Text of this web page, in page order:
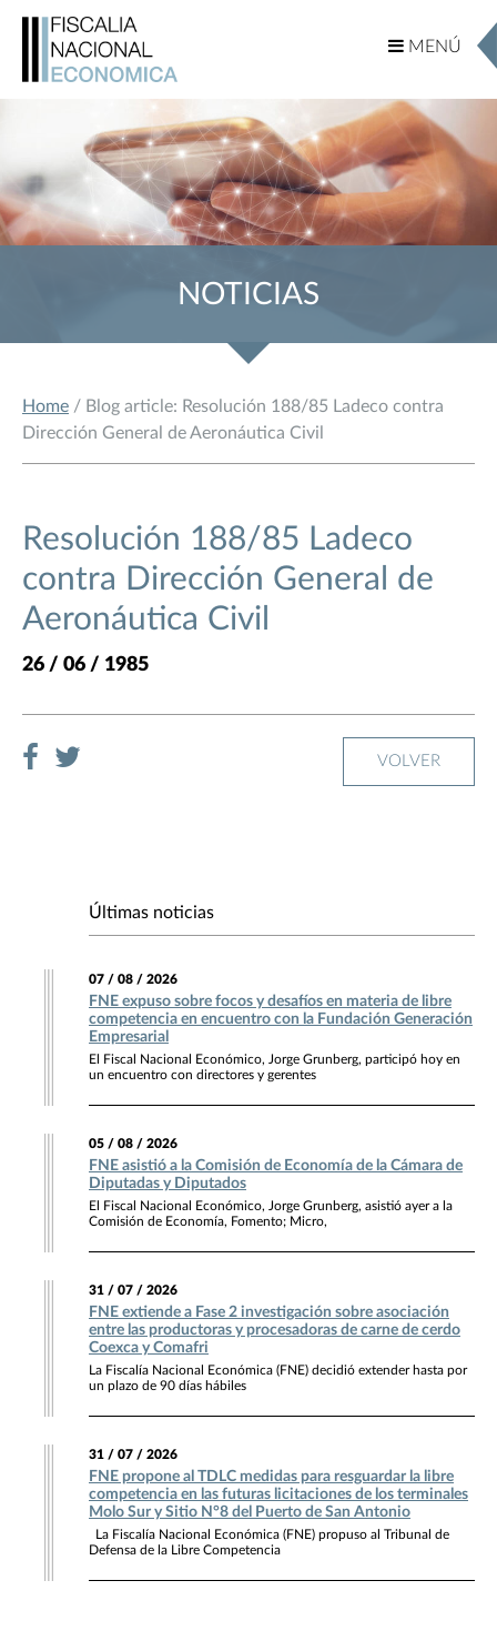
MENÚ
MENÚ
NOTICIAS
Home / Blog article: Resolución 188/85 Ladeco contra
Dirección General de Aeronáutica Civil
Resolución 188/85 Ladeco
contra Dirección General de
Aeronáutica Civil
26 / 06 / 1985
VOLVER
Últimas noticias
07 / 08 / 2026
FNE expuso sobre focos y desafíos en materia de libre
competencia en encuentro con la Fundación Generación
Empresarial
El Fiscal Nacional Económico, Jorge Grunberg, participó hoy en
un encuentro con directores y gerentes
05 / 08 / 2026
FNE asistió a la Comisión de Economía de la Cámara de
Diputadas y Diputados
El Fiscal Nacional Económico, Jorge Grunberg, asistió ayer a la
Comisión de Economía, Fomento; Micro,
31 / 07 / 2026
FNE extiende a Fase 2 investigación sobre asociación
entre las productoras y procesadoras de carne de cerdo
Coexca y Comafri
La Fiscalía Nacional Económica (FNE) decidió extender hasta por
un plazo de 90 días hábiles
31 / 07 / 2026
FNE propone al TDLC medidas para resguardar la libre
competencia en las futuras licitaciones de los terminales
Molo Sur y Sitio N°8 del Puerto de San Antonio
La Fiscalía Nacional Económica (FNE) propuso al Tribunal de
Defensa de la Libre Competencia